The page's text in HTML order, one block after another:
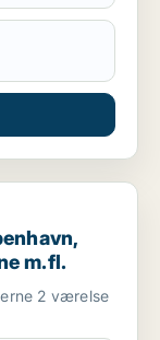
eller
m.fl.
2 værelse